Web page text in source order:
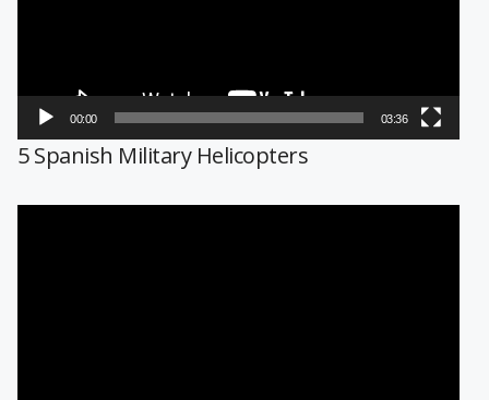
00:00 03:36
5 Spanish Military Helicopters